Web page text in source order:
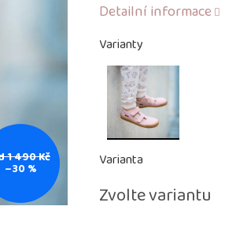
1 490 Kč
–30 %
Zvolte variantu
Varianty
Varianta
Detailní informace